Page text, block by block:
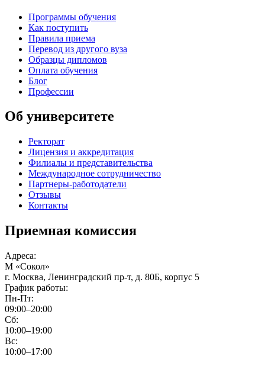
Программы обучения
Как поступить
Правила приема
Перевод из другого вуза
Образцы дипломов
Оплата обучения
Блог
Профессии
Об университете
Ректорат
Лицензия и аккредитация
Филиалы и представительства
Международное сотрудничество
Партнеры-работодатели
Отзывы
Контакты
Приемная комиссия
Адреса:
М «Сокол»
г. Москва, Ленинградский пр-т, д. 80Б, корпус 5
График работы:
Пн-Пт:
09:00–20:00
Сб:
10:00–19:00
Вс:
10:00–17:00